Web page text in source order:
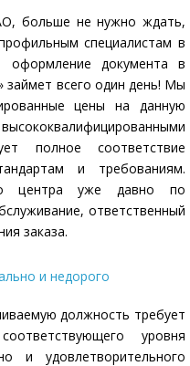
больше не нужно ждать,
специалистам в
оформление документа в
всего один день! Мы
цены на данную
высококвалифицированными
полное соответствие
и требованиям.
центра уже давно по
ответственный
заказа.
и недорого
должность требует
уровня
и удовлетворительного